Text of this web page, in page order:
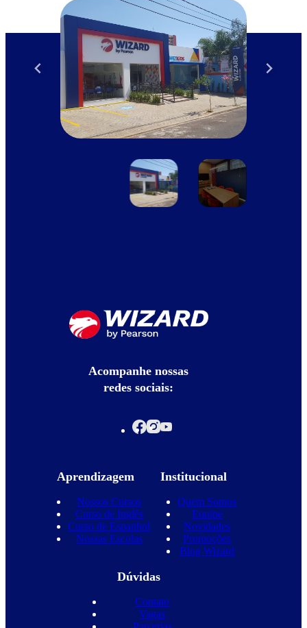
Acompanhe nossas
redes sociais:
Aprendizagem
Nossos Cursos
Curso de Inglês
Curso de Espanhol
Nossas Escolas
Institucional
Quem Somos
Equipe
Novidades
Promoções
Blog Wizard
Dúvidas
Contato
Vagas